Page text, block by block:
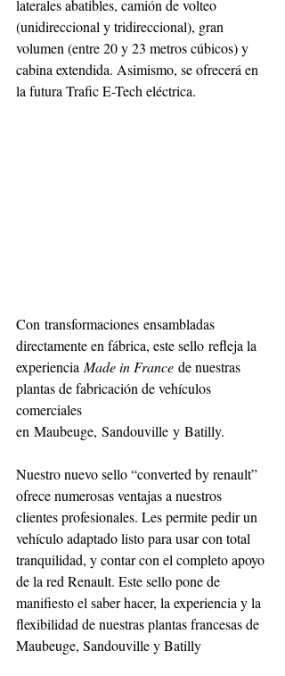
laterales abatibles, camión de volteo
(unidireccional y tridireccional), gran
volumen (entre 20 y 23 metros cúbicos) y
cabina extendida. Asimismo, se ofrecerá en
la futura Trafic E-Tech eléctrica.
Con transformaciones ensambladas
directamente en fábrica, este sello refleja la
experiencia Made in France de nuestras
plantas de fabricación de vehículos
comerciales
en Maubeuge, Sandouville y Batilly.
Nuestro nuevo sello “converted by renault”
ofrece numerosas ventajas a nuestros
clientes profesionales. Les permite pedir un
vehículo adaptado listo para usar con total
tranquilidad, y contar con el completo apoyo
de la red Renault. Este sello pone de
manifiesto el saber hacer, la experiencia y la
flexibilidad de nuestras plantas francesas de
Maubeuge, Sandouville y Batilly